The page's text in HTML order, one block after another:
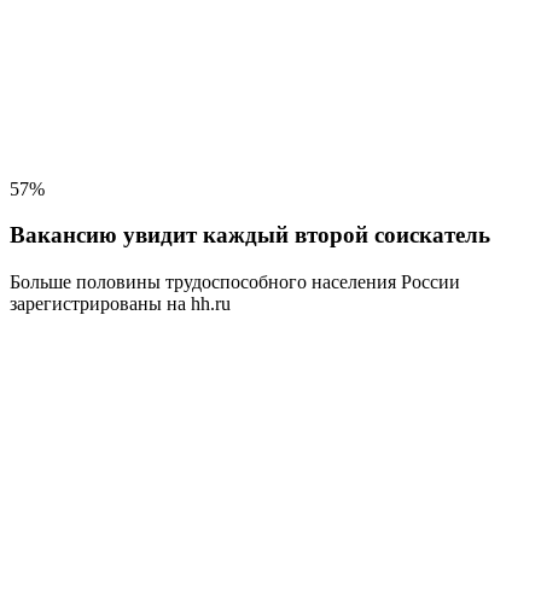
57%
Вакансию увидит каждый второй соискатель
Больше половины трудоспособного населения России
зарегистрированы на hh.ru